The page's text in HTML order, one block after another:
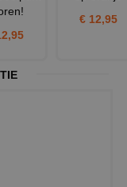
€ 12,95